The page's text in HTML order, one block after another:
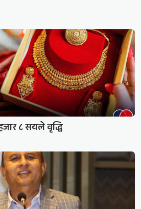
८ सयले वृद्धि